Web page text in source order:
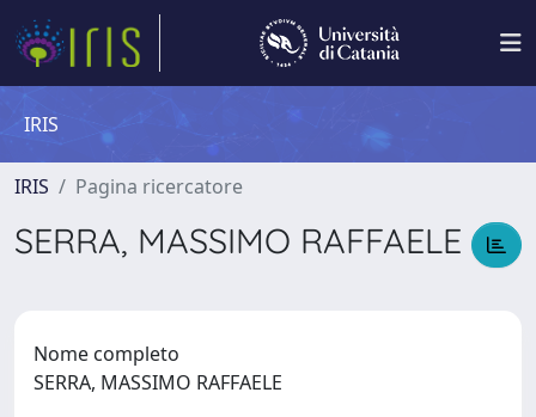
IRIS
IRIS Pagina ricercatore
SERRA, MASSIMO RAFFAELE
Nome completo
SERRA, MASSIMO RAFFAELE